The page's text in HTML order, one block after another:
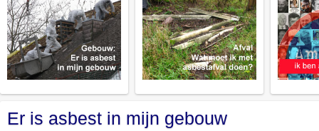
Er is asbest in mijn gebouw